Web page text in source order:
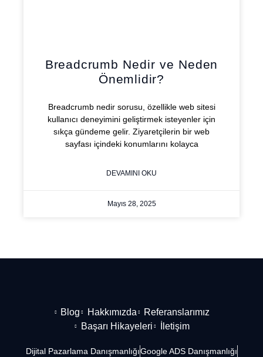
Breadcrumb Nedir ve Neden
Önemlidir?
Breadcrumb nedir sorusu, özellikle web sitesi
kullanıcı deneyimini geliştirmek isteyenler için
sıkça gündeme gelir. Ziyaretçilerin bir web
sayfası içindeki konumlarını kolayca
DEVAMINI OKU
Mayıs 28, 2025
Blog Hakkımızda
Referanslarımız
Başarı Hikayeleri
İletişim
Dijital Pazarlama DanışmanlığıGoogle ADS Danışmanlığı